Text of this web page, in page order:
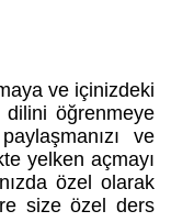
ve içinizdeki
öğrenmeye
ve
yelken açmayı
özel olarak
size özel ders